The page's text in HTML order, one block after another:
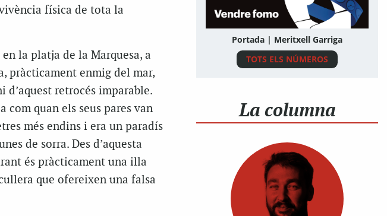
física de tota la
la platja de la Marquesa, a
pràcticament enmig del mar,
d’aquest retrocés imparable.
com quan els seus pares van
més endins i era un paradís
de sorra. Des d’aquesta
és pràcticament una illa
que ofereixen una falsa
Portada | Meritxell Garriga
TOTS ELS NÚMEROS
La columna